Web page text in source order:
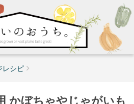
レシピ
かぼちゃやじゃがいも